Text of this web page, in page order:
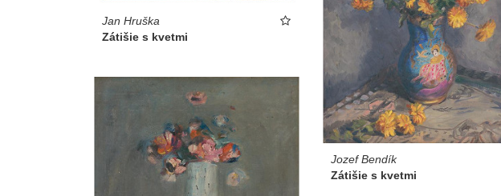
Jan Hruška
Zátišie s kvetmi
Jozef Bendík
Zátišie s kvetmi